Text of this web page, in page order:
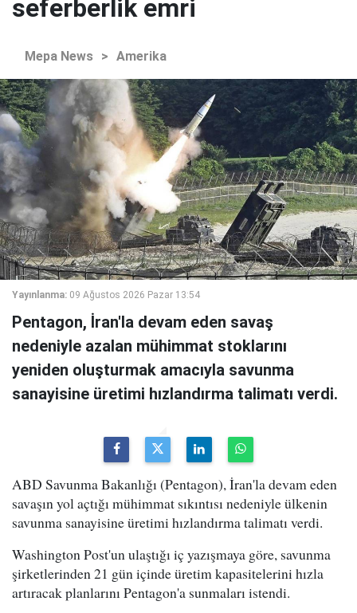
seferberlik emri
Mepa News > Amerika
Yayınlanma: 09 Ağustos 2026 Pazar 13:54
Pentagon, İran'la devam eden savaş
nedeniyle azalan mühimmat stoklarını
yeniden oluşturmak amacıyla savunma
sanayisine üretimi hızlandırma talimatı verdi.
ABD Savunma Bakanlığı (Pentagon), İran'la devam eden
savaşın yol açtığı mühimmat sıkıntısı nedeniyle ülkenin
savunma sanayisine üretimi hızlandırma talimatı verdi.
Washington Post'un ulaştığı iç yazışmaya göre, savunma
şirketlerinden 21 gün içinde üretim kapasitelerini hızla
artıracak planlarını Pentagon'a sunmaları istendi.